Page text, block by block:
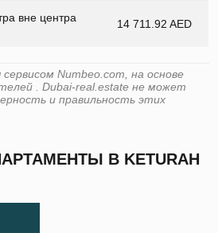
вне центра
14 711.92 AED
Numbeo.com, на основе
. Dubai-real.estate не может
и правильность этих
В KETURAH